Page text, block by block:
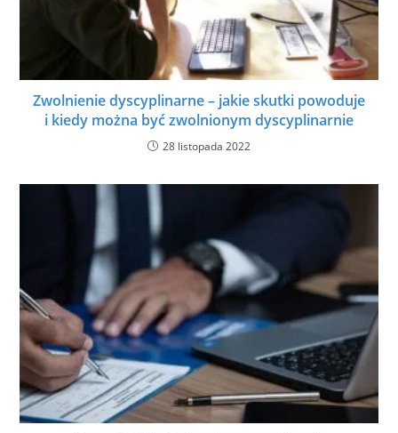
Zwolnienie dyscyplinarne – jakie skutki powoduje
i kiedy można być zwolnionym dyscyplinarnie
28 listopada 2022